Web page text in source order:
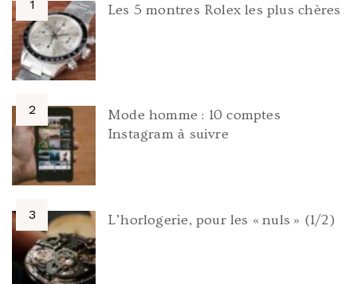
Les 5 montres Rolex les plus chères
Mode homme : 10 comptes
Instagram à suivre
L’horlogerie, pour les « nuls » (1/2)